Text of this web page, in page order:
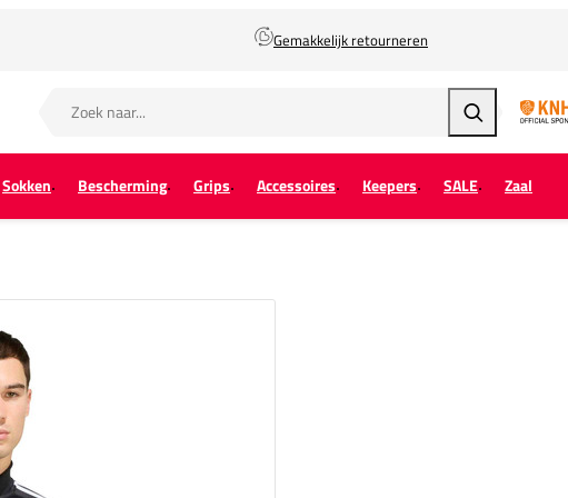
Gemakkelijk retourneren
Zoeken
Sokken Bescherming Grips Accessoires Keepers SALE Zaal